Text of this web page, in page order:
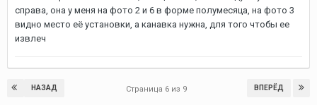
справа, она у меня на фото 2 и 6 в форме полумесяца, на фото 3
видно место её установки, а канавка нужна, для того чтобы ее
извлеч
НАЗАД ВПЕРЁД
Страница 6 из 9